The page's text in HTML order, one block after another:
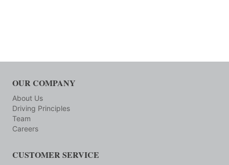
OUR COMPANY
About Us
Driving Principles
Team
Careers
CUSTOMER SERVICE